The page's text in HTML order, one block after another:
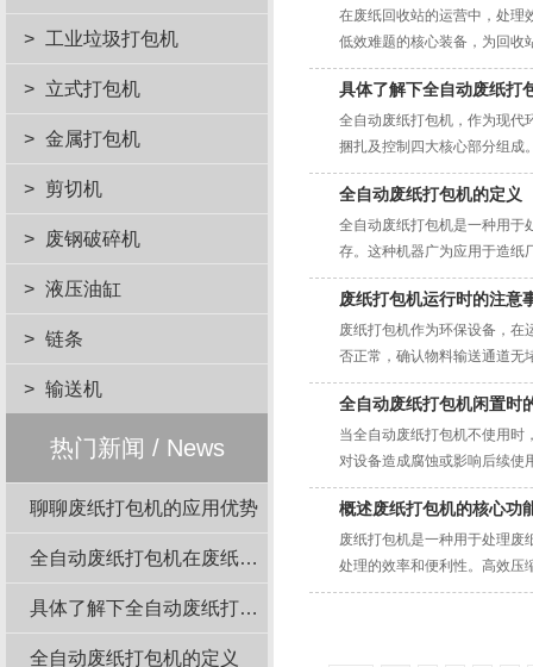
> 工业垃圾打包机
> 立式打包机
> 金属打包机
> 剪切机
> 废钢破碎机
> 液压油缸
> 链条
> 输送机
热门新闻 / News
聊聊废纸打包机的应用优势
全自动废纸打包机在废纸回收站的应用
具体了解下全自动废纸打包机结构组成
全自动废纸打包机的定义
在废纸回收站的运营中，处理
低效难题的核心装备，为回收
具体了解下全自动废纸打
全自动废纸打包机，作为现代
捆扎及控制四大核心部分组成
全自动废纸打包机的定义
全自动废纸打包机是一种用于
存。这种机器广为应用于造纸
废纸打包机运行时的注意
废纸打包机作为环保设备，在
否正常，确认物料输送通道无
全自动废纸打包机闲置时
当全自动废纸打包机不使用时
对设备造成腐蚀或影响后续使
概述废纸打包机的核心功
废纸打包机是一种用于处理废
处理的效率和便利性。高效压